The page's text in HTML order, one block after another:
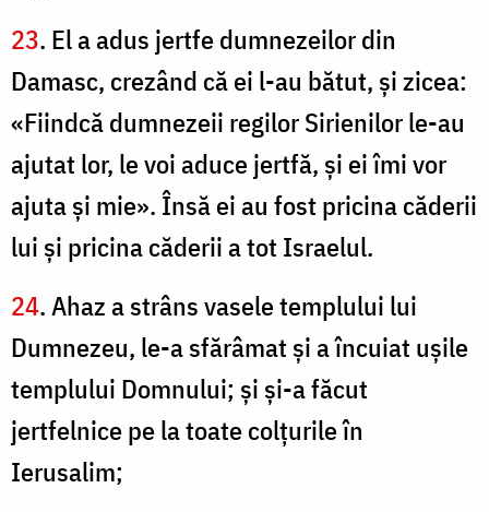
23. El a adus jertfe dumnezeilor din
Damasc, crezând că ei l-au bătut, şi zicea:
«Fiindcă dumnezeii regilor Sirienilor le-au
ajutat lor, le voi aduce jertfă, şi ei îmi vor
ajuta şi mie». Însă ei au fost pricina căderii
lui şi pricina căderii a tot Israelul.
24. Ahaz a strâns vasele templului lui
Dumnezeu, le-a sfărâmat şi a încuiat uşile
templului Domnului; şi şi-a făcut
jertfelnice pe la toate colţurile în
Ierusalim;